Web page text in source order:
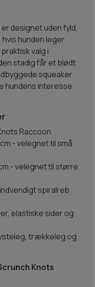
designet uden fyld,
hunden leger
valg i
stadig får et blødt
squeaker
hundens interesse
Raccoon
- velegnet til små
- velegnet til større
spiralreb
elastiske sider og
trækkeleg og
Knots